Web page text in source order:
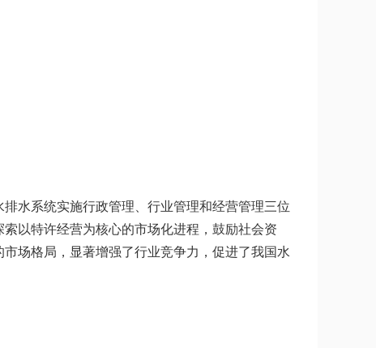
水系统实施行政管理、行业管理和经营管理三位
以特许经营为核心的市场化进程，鼓励社会资
场格局，显著增强了行业竞争力，促进了我国水